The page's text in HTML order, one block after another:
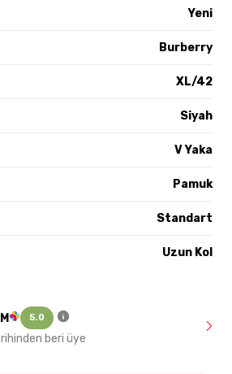
Yeni
Burberry
XL/42
Siyah
V Yaka
Pamuk
Standart
Uzun Kol
5.0
beri üye